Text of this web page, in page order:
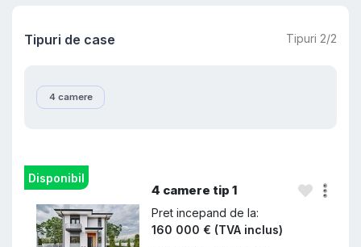
Tipuri de case Tipuri 2/2
4 camere
Disponibil
4 camere tip 1
Pret incepand de la:
160 000 € (TVA inclus)